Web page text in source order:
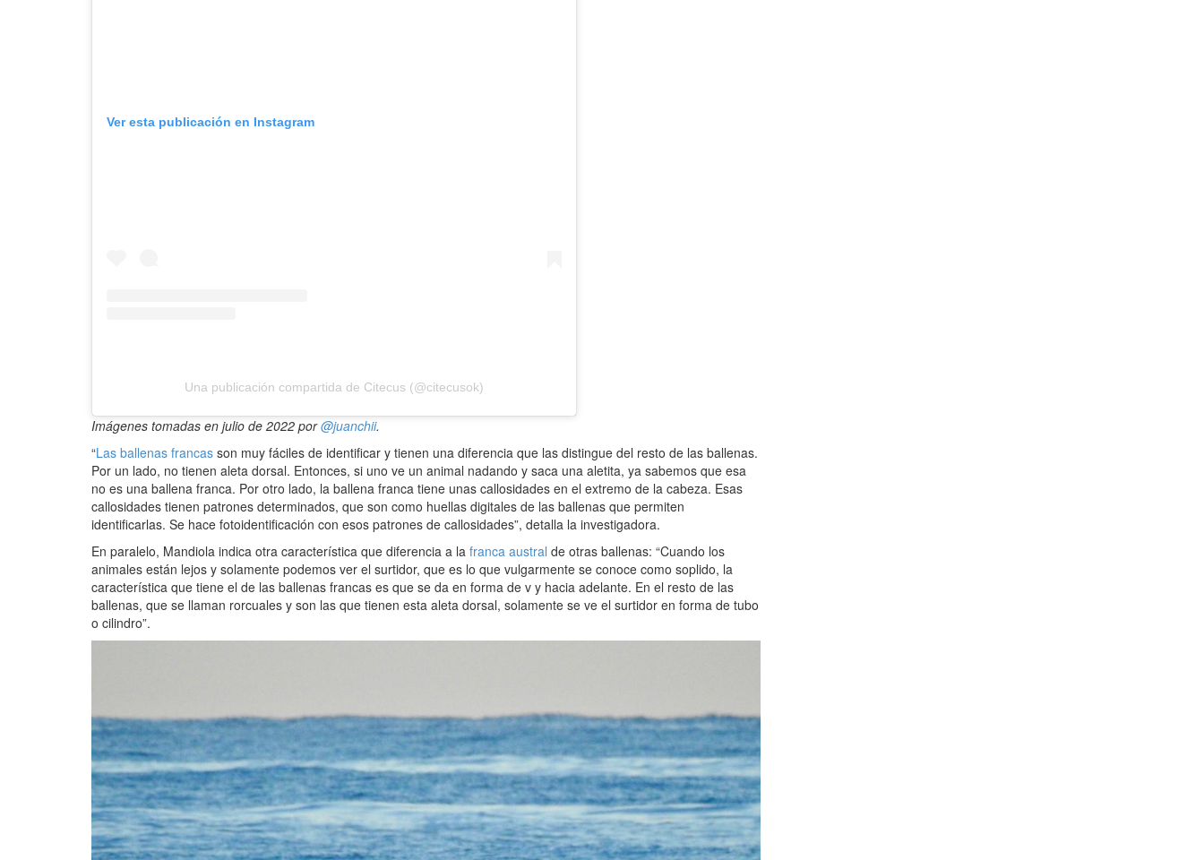
Ver esta publicación en Instagram
Una publicación compartida de Citecus (@citecusok)
Imágenes tomadas en julio de 2022 por@juanchii.
“Las ballenas francas son muy fáciles de identificar y tienen una diferencia que las distingue del resto de las ballenas.
Por un lado, no tienen aleta dorsal. Entonces, si uno ve un animal nadando y saca una aletita, ya sabemos que esa
no es una ballena franca. Por otro lado, la ballena franca tiene unas callosidades en el extremo de la cabeza. Esas
callosidades tienen patrones determinados, que son como huellas digitales de las ballenas que permiten
identificarlas. Se hace fotoidentificación con esos patrones de callosidades”, detalla la investigadora.
En paralelo, Mandiola indica otra característica que diferencia a la franca austral de otras ballenas: “Cuando los
animales están lejos y solamente podemos ver el surtidor, que es lo que vulgarmente se conoce como soplido, la
característica que tiene el de las ballenas francas es que se da en forma de v y hacia adelante. En el resto de las
ballenas, que se llaman rorcuales y son las que tienen esta aleta dorsal, solamente se ve el surtidor en forma de tubo
o cilindro”.